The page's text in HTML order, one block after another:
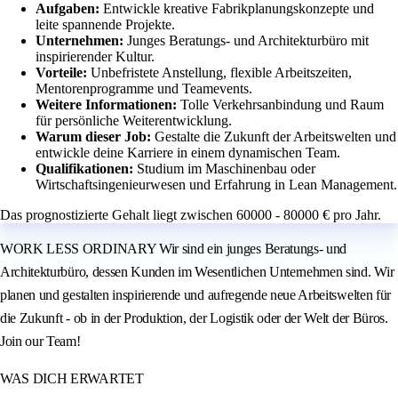
Aufgaben: Entwickle kreative Fabrikplanungskonzepte und
leite spannende Projekte.
Unternehmen: Junges Beratungs- und Architekturbüro mit
inspirierender Kultur.
Vorteile: Unbefristete Anstellung, flexible Arbeitszeiten,
Mentorenprogramme und Teamevents.
Weitere Informationen: Tolle Verkehrsanbindung und Raum
für persönliche Weiterentwicklung.
Warum dieser Job: Gestalte die Zukunft der Arbeitswelten und
entwickle deine Karriere in einem dynamischen Team.
Qualifikationen: Studium im Maschinenbau oder
Wirtschaftsingenieurwesen und Erfahrung in Lean Management.
Das prognostizierte Gehalt liegt zwischen 60000 - 80000 € pro Jahr.
WORK LESS ORDINARY Wir sind ein junges Beratungs- und
Architekturbüro, dessen Kunden im Wesentlichen Unternehmen sind. Wir
planen und gestalten inspirierende und aufregende neue Arbeitswelten für
die Zukunft - ob in der Produktion, der Logistik oder der Welt der Büros.
Join our Team!
WAS DICH ERWARTET